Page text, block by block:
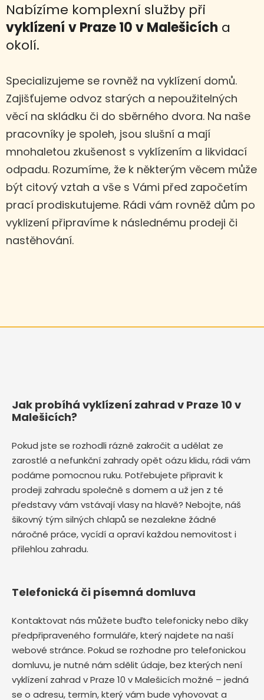
Nabízíme komplexní služby při
vyklízení v Praze 10 v Malešicích a
okolí.
Specializujeme se rovněž na vyklízení domů.
Zajišťujeme odvoz starých a nepoužitelných
věcí na skládku či do sběrného dvora. Na naše
pracovníky je spoleh, jsou slušní a mají
mnohaletou zkušenost s vyklízením a likvidací
odpadu. Rozumíme, že k některým věcem může
být citový vztah a vše s Vámi před započetím
prací prodiskutujeme. Rádi vám rovněž dům po
vyklizení připravíme k následnému prodeji či
nastěhování.
Jak probíhá vyklízení zahrad v Praze 10 v
Malešicích?
Pokud jste se rozhodli rázně zakročit a udělat ze
zarostlé a nefunkční zahrady opět oázu klidu, rádi vám
podáme pomocnou ruku. Potřebujete připravit k
prodeji zahradu společně s domem a už jen z té
představy vám vstávají vlasy na hlavě? Nebojte, náš
šikovný tým silných chlapů se nezalekne žádné
náročné práce, vycídí a opraví každou nemovitost i
přilehlou zahradu.
Telefonická či písemná domluva
Kontaktovat nás můžete buďto telefonicky nebo díky
předpřipraveného formuláře, který najdete na naší
webové stránce. Pokud se rozhodne pro telefonickou
domluvu, je nutné nám sdělit údaje, bez kterých není
vyklízení zahrad v Praze 10 v Malešicích možné – jedná
se o adresu, termín, který vám bude vyhovovat a